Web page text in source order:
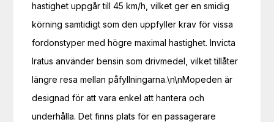
hastighet uppgår till 45 km/h, vilket ger en smidig
körning samtidigt som den uppfyller krav för vissa
fordonstyper med högre maximal hastighet. Invicta
Iratus använder bensin som drivmedel, vilket tillåter
längre resa mellan påfyllningarna.\n\nMopeden är
designad för att vara enkel att hantera och
underhålla. Det finns plats för en passagerare